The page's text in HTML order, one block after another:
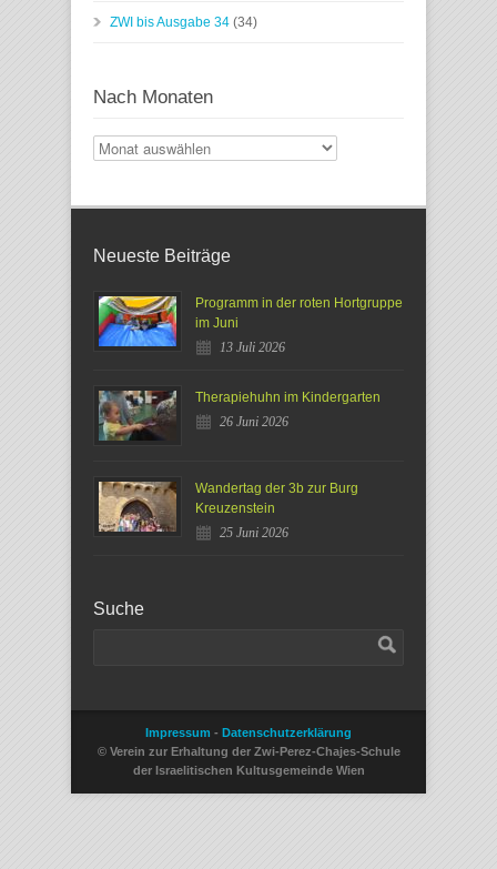
ZWI bis Ausgabe 34 (34)
Nach Monaten
Nach
Monaten
Neueste Beiträge
Programm in der roten Hortgruppe
im Juni
13 Juli 2026
Therapiehuhn im Kindergarten
26 Juni 2026
Wandertag der 3b zur Burg
Kreuzenstein
25 Juni 2026
Suche
Impressum - Datenschutzerklärung
© Verein zur Erhaltung der Zwi-Perez-Chajes-Schule
der Israelitischen Kultusgemeinde Wien